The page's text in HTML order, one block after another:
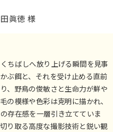
眞徳 様
ちばしへ放り上げる瞬間を見事
ぶ餌と、それを受け止める直前
、野鳥の俊敏さと生命力が鮮や
の模様や色彩は克明に描かれ、
存在感を一層引き立てていま
り取る高度な撮影技術と鋭い観